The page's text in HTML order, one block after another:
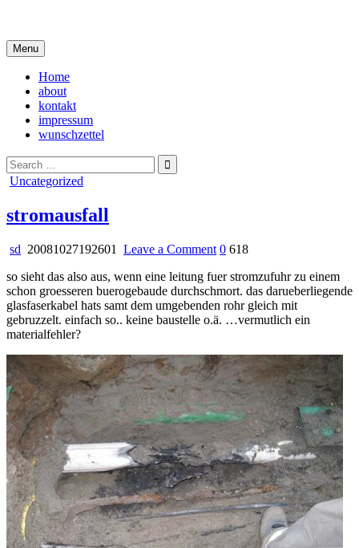
content
Menu
Home
about
kontakt
impressum
wunschzettel
Search
for:
Posted
Uncategorized
stromausfall
sd 20081027192601 Leave a Commenton
0 618
so sieht das also aus, wenn eine leitung fuer stromzufuhr zu einem
schon groesseren buerogebaude durchschmort. das darueberliegende
glasfaserkabel hats samt dem umgebenden rohr gleich mit
gebruzzelt. einfach so.. keine baustelle o.ä. …vermutlich ein
materialfehler?